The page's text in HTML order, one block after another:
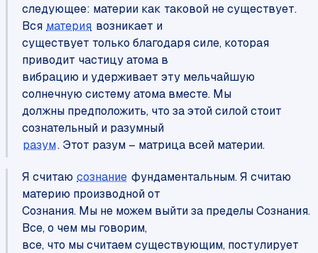
следующее: материи как таковой не существует.
Вся материя возникает и
существует только благодаря силе, которая
приводит частицу атома в
вибрацию и удерживает эту мельчайшую
солнечную систему атома вместе. Мы
должны предположить, что за этой силой стоит
разум. Этот разум – матрица всей материи.
Я считаю сознание фундаментальным. Я считаю
материю производной от
Сознания. Мы не можем выйти за пределы Сознания.
Все, о чем мы говорим,
все, что мы считаем существующим, постулирует